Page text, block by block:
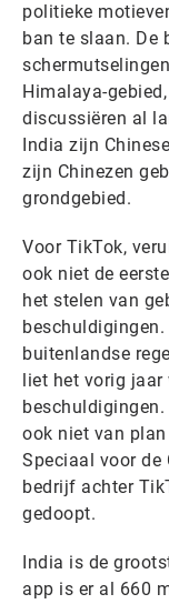
politieke
ban te slaan. De
Himalaya-
discussiëren al
India zijn
zijn Chinezen
grondgebied.
Voor TikTok,
ook niet de
het stelen van
beschuldigingen.
buitenlandse
liet het vorig
ook niet van plan
Speciaal voor de
bedrijf achter
gedoopt.
India is de
app is er al 660